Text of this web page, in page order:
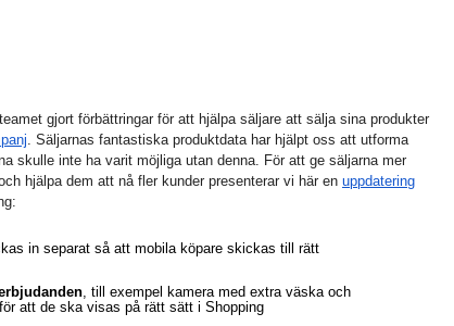
gjort förbättringar för att hjälpa säljare att sälja sina produkter
. Säljarnas fantastiska produktdata har hjälpt oss att utforma
skulle inte ha varit möjliga utan denna. För att ge säljarna mer
hjälpa dem att nå fler kunder presenterar vi här en uppdatering
in separat så att mobila köpare skickas till rätt
, till exempel kamera med extra väska och
att de ska visas på rätt sätt i Shopping